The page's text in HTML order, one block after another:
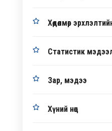
Хөдөлмөр
Статистик
Зар, мэдээ
Хүний нөөц